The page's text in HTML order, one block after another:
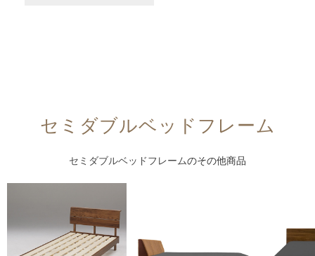
セミダブルベッドフレーム
セミダブルベッドフレームのその他商品